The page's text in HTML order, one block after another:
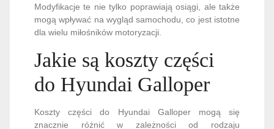
Modyfikacje te nie tylko poprawiają osiągi, ale także
mogą wpływać na wygląd samochodu, co jest istotne
dla wielu miłośników motoryzacji.
Jakie są koszty części
do Hyundai Galloper
Koszty części do Hyundai Galloper mogą się
znacznie różnić w zależności od rodzaju